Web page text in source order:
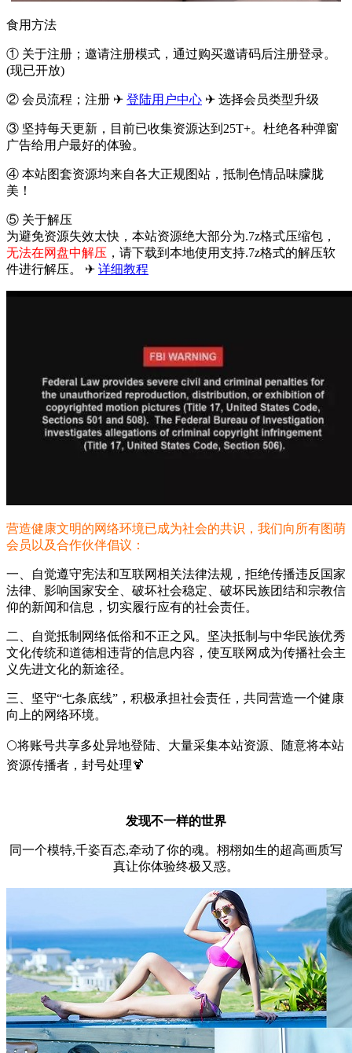
食用方法
① 关于注册；邀请注册模式，通过购买邀请码后注册登录。
(现已开放)
② 会员流程；注册 ✈ 登陆用户中心 ✈ 选择会员类型升级
③ 坚持每天更新，目前已收集资源达到25T+。杜绝各种弹窗
广告给用户最好的体验。
④ 本站图套资源均来自各大正规图站，抵制色情品味朦胧
美！
⑤ 关于解压
为避免资源失效太快，本站资源绝大部分为.7z格式压缩包，
无法在网盘中解压 ，请下载到本地使用支持.7z格式的解压软
件进行解压。 ✈ 详细教程
营造健康文明的网络环境已成为社会的共识，我们向所有图萌
会员以及合作伙伴倡议：
一、自觉遵守宪法和互联网相关法律法规，拒绝传播违反国家
法律、影响国家安全、破坏社会稳定、破坏民族团结和宗教信
仰的新闻和信息，切实履行应有的社会责任。
二、自觉抵制网络低俗和不正之风。坚决抵制与中华民族优秀
文化传统和道德相违背的信息内容，使互联网成为传播社会主
义先进文化的新途径。
三、坚守“七条底线”，积极承担社会责任，共同营造一个健康
向上的网络环境。
🌕将账号共享多处异地登陆、大量采集本站资源、随意将本站
资源传播者，封号处理🍹
发现不一样的世界
同一个模特,千姿百态,牵动了你的魂。栩栩如生的超高画质写
真让你体验终极又惑。